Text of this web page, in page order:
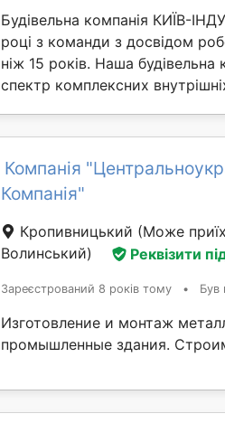
Будівельна компанія КИЇВ-
році з команди з досвідом
ніж 15 років. Наша будівельна
спектр комплексних
Компанія
Компанія"
Кропивницький (Може
Волинський)
Реквізити
Зареєстрований 8 років тому • Був
Изготовление и монтаж
промышленные здания.